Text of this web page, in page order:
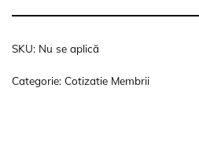
SKU: Nu se aplică
Categorie: Cotizatie Membrii